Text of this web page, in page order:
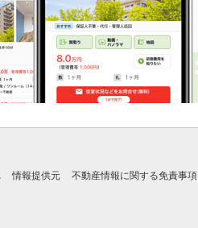
情報提供元 不動産情報に関する免責事項